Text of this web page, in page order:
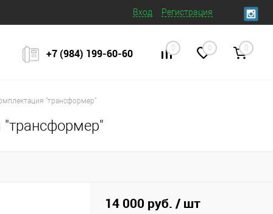
Вход Регистрация
+7 (984) 199‒60‒60 0 0 0
"трансформер"
14 000 руб. / шт